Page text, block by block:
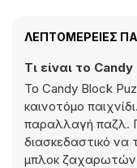
ΛΕΠΤΟΜΈΡΕΙΕΣ
Τι είναι το
Το Candy Block
καινοτόμο
παραλλαγή παζλ.
διασκεδαστικό να
μπλοκ ζαχαρωτών